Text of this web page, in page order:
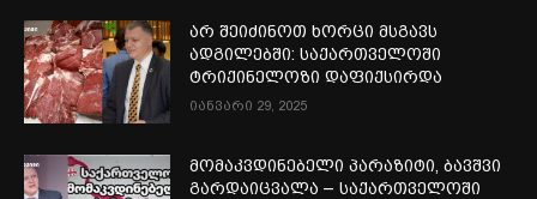
არ შეიძინოთ ხორცი მსგავს
ადგილებში: საქართველოში
ტრიქინელოზი დაფიქსირდა
იანვარი 29, 2025
მომაკვდინებელი პარაზიტი, ბავშვი
გარდაიცვალა – საქართველოში